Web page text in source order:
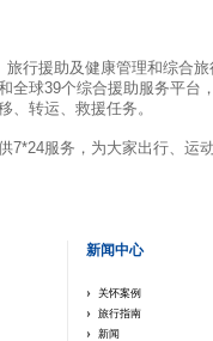
行援助及健康管理和综合
全球39个综合援助服务平
、转运、救援任务。
7*24服务，为大家出行、运
新闻中心
关怀案例
旅行指南
新闻